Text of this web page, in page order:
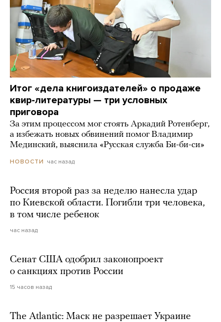
Итог «дела книгоиздателей» о продаже
квир-литературы — три условных
приговора
За этим процессом мог стоять Аркадий Ротенберг,
а избежать новых обвинений помог Владимир
Мединский, выяснила «Русская служба Би-би-си»
НОВОСТИ час назад
Россия второй раз за неделю нанесла удар
по Киевской области. Погибли три человека,
в том числе ребенок
час назад
Сенат США одобрил законопроект
о санкциях против России
15 часов назад
The Atlantic: Маск не разрешает Украине